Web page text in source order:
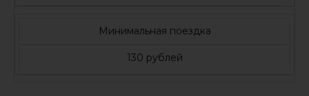
Минимальная поездка
130 рублей